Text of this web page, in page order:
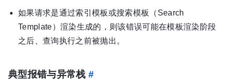
如果请求是通过索引模板或搜索模板（Search
Template）渲染生成的，则该错误可能在模板渲染阶段
之后、查询执行之前被抛出。
典型报错与异常栈 #